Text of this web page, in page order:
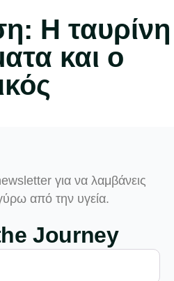
Η ταυρίνη
και ο
για να λαμβάνεις
από την υγεία.
Journey